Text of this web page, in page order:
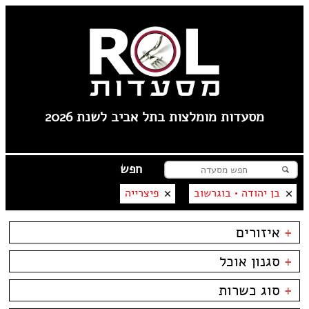
מסעדות מומלצות בתל אביב לשנת 2026
בן יהודה • בוגרשוב פיצרייה
+ איזורים
טיילת תל אביב
צפון תל אביב
קרליבך
צפון ישן
+ סגנון אוכל
בשרים
דגים
ביסטרו
+ סוג כשרות